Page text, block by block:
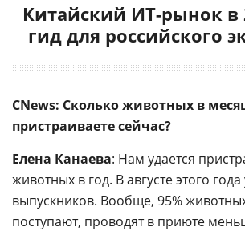
Китайский ИТ-рынок в
гид для российского
CNews: Сколько животных в
пристраиваете сейчас?
Елена Канаева: Нам удается
животных в год. В августе этого
выпускников. Вообще, 95%
поступают, проводят в приюте